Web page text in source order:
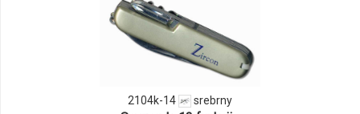
i
ilości
produktu
2104k-14 srebrny